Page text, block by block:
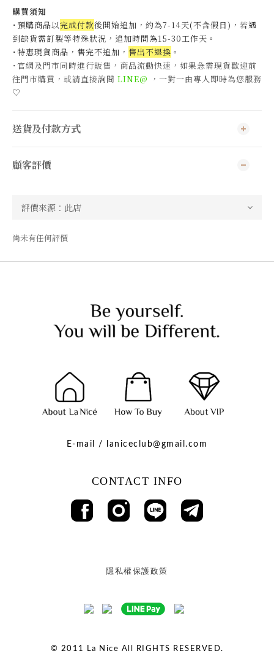
購買須知
˙預購商品以完成付款後開始追加，約為7-14天(不含假日)， 若遇
到缺貨需訂製等特殊狀況，追加時間為15-30工作天 。
˙特惠現貨商品，售完不追加， 售出不退換 。
˙官網及門市同時進行販售，商品流動快速，如果急需現貨歡迎前
往門市購買，或請直接詢問 LINE@ ，一對一由專人即時為您服務
♡
送貨及付款方式
顧客評價
尚未有任何評價
E-mail / laniceclub@gmail.com
CONTACT INFO
隱私權保護政策
© 2011 La Nice All RIGHTS RESERVED.